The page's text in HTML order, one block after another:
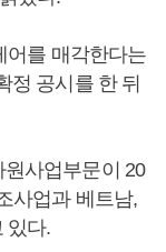
어를 매각한다는
정 공시를 한 뒤
사업부문이 20
사업과 베트남,
있다.